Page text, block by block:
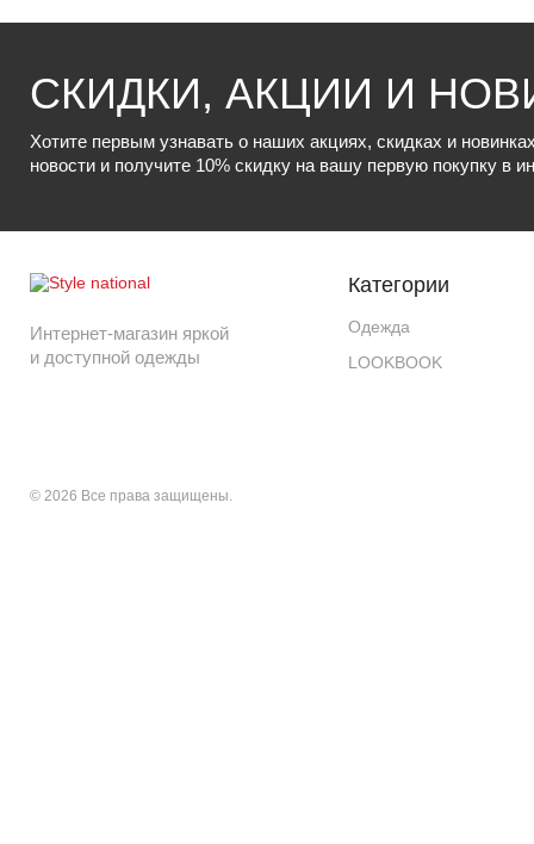
СКИДКИ, АКЦИИ И
Хотите первым узнавать о наших акциях, скидках и
новости и получите 10% скидку на вашу первую покупку в
Интернет-магазин яркой
и доступной одежды
Категории
Одежда
LOOKBOOK
© 2026 Все права защищены.